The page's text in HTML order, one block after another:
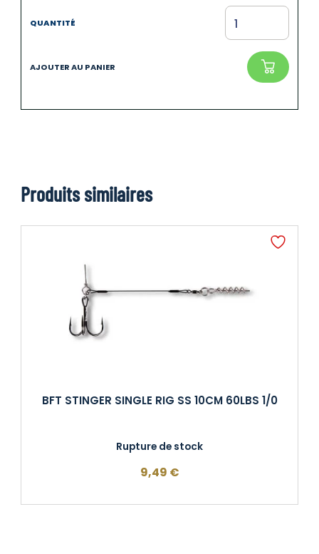
Produits similaires
BFT STINGER SINGLE RIG SS 10CM 60LBS 1/0
Rupture de stock
9,49 €